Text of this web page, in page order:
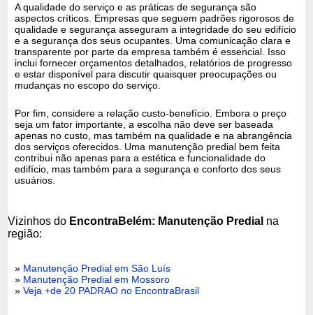
A qualidade do serviço e as práticas de segurança são
aspectos críticos. Empresas que seguem padrões rigorosos de
qualidade e segurança asseguram a integridade do seu edifício
e a segurança dos seus ocupantes. Uma comunicação clara e
transparente por parte da empresa também é essencial. Isso
inclui fornecer orçamentos detalhados, relatórios de progresso
e estar disponível para discutir quaisquer preocupações ou
mudanças no escopo do serviço.
Por fim, considere a relação custo-benefício. Embora o preço
seja um fator importante, a escolha não deve ser baseada
apenas no custo, mas também na qualidade e na abrangência
dos serviços oferecidos. Uma manutenção predial bem feita
contribui não apenas para a estética e funcionalidade do
edifício, mas também para a segurança e conforto dos seus
usuários.
Vizinhos do EncontraBelém: Manutenção Predial na
região:
» Manutenção Predial em São Luís
» Manutenção Predial em Mossoro
»Veja +de 20 PADRAO no EncontraBrasil